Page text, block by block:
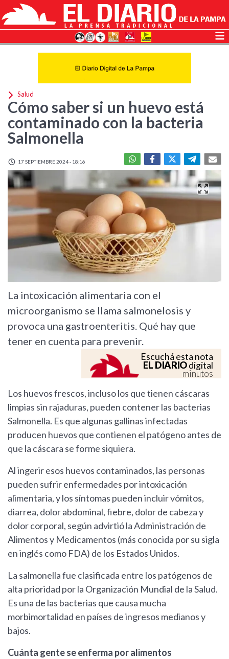
Salud
Cómo saber si un huevo está
contaminado con la bacteria
Salmonella
17 SEPTIEMBRE 2024 - 18:16
La intoxicación alimentaria con el
microorganismo se llama salmonelosis y
provoca una gastroenteritis. Qué hay que
tener en cuenta para prevenir.
Escuchá esta nota
EL DIARIOdigital
minutos
Los huevos frescos, incluso los que tienen cáscaras
limpias sin rajaduras, pueden contener las bacterias
Salmonella. Es que algunas gallinas infectadas
producen huevos que contienen el patógeno antes de
que la cáscara se forme siquiera.
Al ingerir esos huevos contaminados, las personas
pueden sufrir enfermedades por intoxicación
alimentaria, y los síntomas pueden incluir vómitos,
diarrea, dolor abdominal, fiebre, dolor de cabeza y
dolor corporal, según advirtió la Administración de
Alimentos y Medicamentos (más conocida por su sigla
en inglés como FDA) de los Estados Unidos.
La salmonella fue clasificada entre los patógenos de
alta prioridad por la Organización Mundial de la Salud.
Es una de las bacterias que causa mucha
morbimortalidad en países de ingresos medianos y
bajos.
Cuánta gente se enferma por alimentos